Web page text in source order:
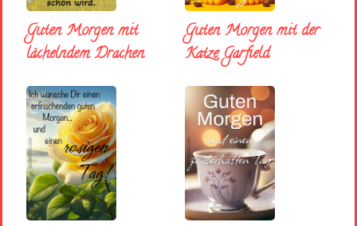
Guten Morgen mit
lächelndem Drachen
Guten Morgen mit der
Katze Garfield